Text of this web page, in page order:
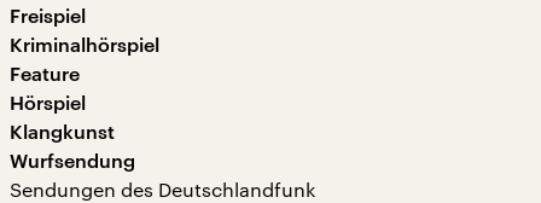
Freispiel
Kriminalhörspiel
Feature
Hörspiel
Klangkunst
Wurfsendung
Sendungen des Deutschlandfunk